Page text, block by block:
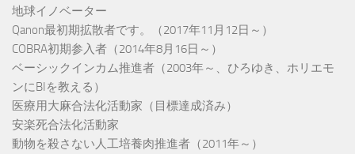
地球イノベーター
Qanon最初期拡散者です。（2017年11月12日～）
COBRA初期参入者（2014年8月16日～）
ベーシックインカム推進者（2003年～、ひろゆき、ホリエモ
ンにBIを教える）
医療用大麻合法化活動家（目標達成済み）
安楽死合法化活動家
動物を殺さない人工培養肉推進者（2011年～）